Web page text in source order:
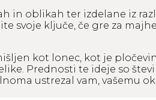
in oblikah ter izdelane iz
svoje ključe, če gre za
kot lonec, kot je
Prednosti te ideje so
ustrezal vam, vašemu